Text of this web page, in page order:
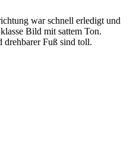
war schnell erledigt und
Bild mit sattem Ton.
Fuß sind toll.